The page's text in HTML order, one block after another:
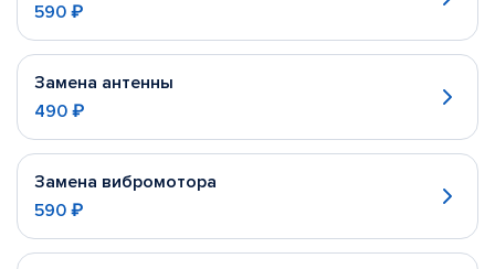
590 ₽
Замена антенны
490 ₽
Замена вибромотора
590 ₽